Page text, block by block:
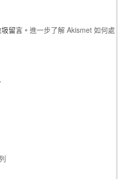
留言。進一步了解 Akismet 如何處